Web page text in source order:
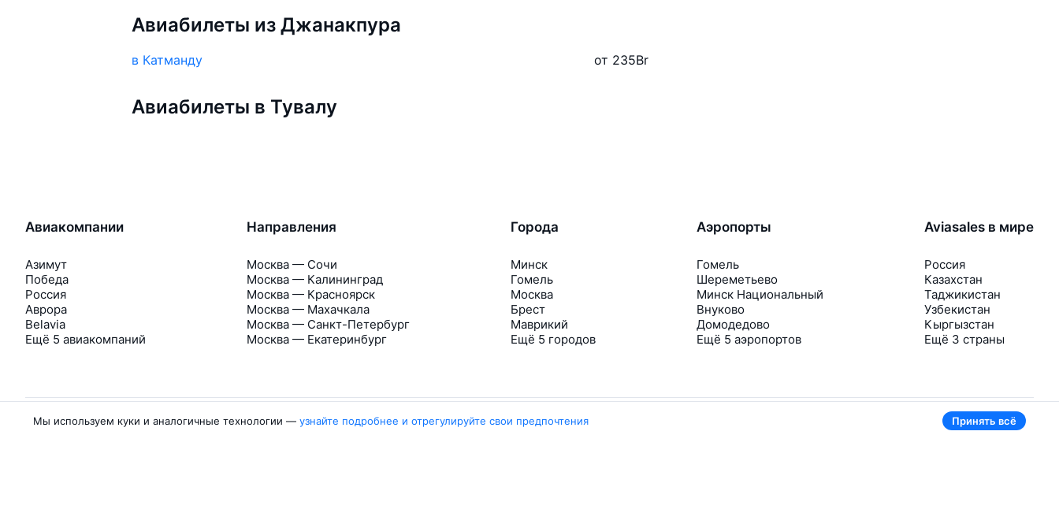
Авиабилеты из Джанакпура
в Катманду от 235Br
Авиабилеты в Тувалу
Авиакомпании
Азимут
Победа
Россия
Аврора
Belavia
Ещё 5 авиакомпаний
Направления
Москва — Сочи
Москва — Калининград
Москва — Красноярск
Москва — Махачкала
Москва — Санкт-Петербург
Москва — Екатеринбург
Города
Минск
Гомель
Москва
Брест
Маврикий
Ещё 5 городов
Аэропорты
Гомель
Шереметьево
Минск Национальный
Внуково
Домодедово
Ещё 5 аэропортов
Aviasales в мире
Россия
Казахстан
Таджикистан
Узбекистан
Кыргызстан
Ещё 3 страны
Мы используем куки и аналогичные технологии — узнайте подробнее и отрегулируйте свои предпочтения Принять всё